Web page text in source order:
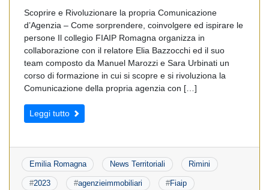
Scoprire e Rivoluzionare la propria Comunicazione
d’Agenzia – Come sorprendere, coinvolgere ed ispirare le
persone Il collegio FIAIP Romagna organizza in
collaborazione con il relatore Elia Bazzocchi ed il suo
team composto da Manuel Marozzi e Sara Urbinati un
corso di formazione in cui si scopre e si rivoluziona la
Comunicazione della propria agenzia con […]
Leggi tutto
Emilia Romagna News Territoriali Rimini
#2023 #agenzieimmobiliari #Fiaip